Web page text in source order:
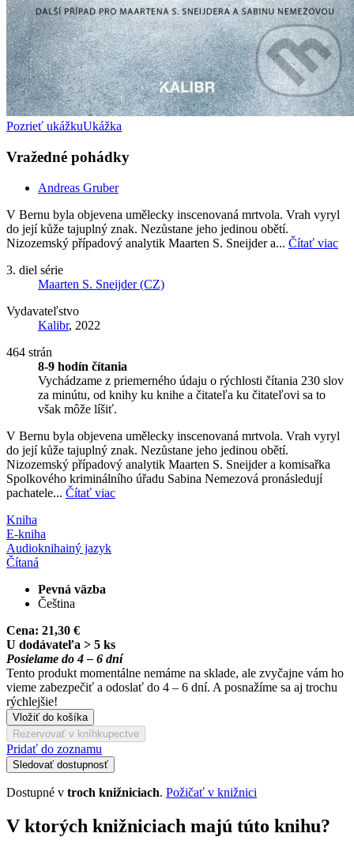
Pozrieť ukážkuUkážka
Vražedné pohádky
Andreas Gruber
V Bernu byla objevena umělecky inscenovaná mrtvola. Vrah vyryl
do její kůže tajuplný znak. Nezůstane jeho jedinou obětí.
Nizozemský případový analytik Maarten S. Sneijder a... Čítať viac
3. diel série
Maarten S. Sneijder (CZ)
Vydavateľstvo
Kalibr, 2022
464 strán
8-9 hodín čítania
Vychádzame z priemerného údaju o rýchlosti čítania 230 slov
za minútu, od knihy ku knihe a čitateľa ku čitateľovi sa to
však môže líšiť.
V Bernu byla objevena umělecky inscenovaná mrtvola. Vrah vyryl
do její kůže tajuplný znak. Nezůstane jeho jedinou obětí.
Nizozemský případový analytik Maarten S. Sneijder a komisařka
Spolkového kriminálního úřadu Sabina Nemezová pronásledují
pachatele... Čítať viac
Kniha
E-kniha
Audioknihainý jazyk
Čítaná
Pevná väzba
Čeština
Cena: 21,30 €
U dodávateľa > 5 ks
Posielame do 4 – 6 dní
Tento produkt momentálne nemáme na sklade, ale zvyčajne vám ho
vieme zabezpečiť a odoslať do 4 – 6 dní. A posnažíme sa aj trochu
rýchlejšie!
Vložiť do košíka
Rezervovať v kníhkupectve
Pridať do zoznamu
Sledovať dostupnosť
Dostupné v troch knižniciach. Požičať v knižnici
V ktorých knižniciach majú túto knihu?